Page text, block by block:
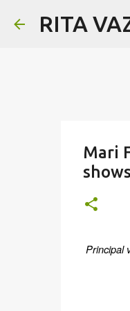
RITA
Mari
Principal